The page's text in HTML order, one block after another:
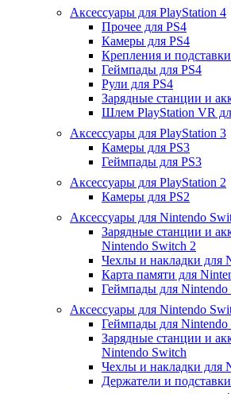
Аксессуары для PlayStation 4
Прочее для PS4
Камеры для PS4
Крепления и
Геймпады для PS4
Рули для PS4
Зарядные станции и
Шлем PlayStation VR
Аксессуары для PlayStation 3
Камеры для PS3
Геймпады для PS3
Аксессуары для PlayStation 2
Камеры для PS2
Аксессуары для Nintendo
Зарядные станции и
Nintendo Switch 2
Чехлы и накладки для
Карта памяти для
Геймпады для Nintendo
Аксессуары для Nintendo
Геймпады для Nintendo
Зарядные станции и
Nintendo Switch
Чехлы и накладки для
Держатели и